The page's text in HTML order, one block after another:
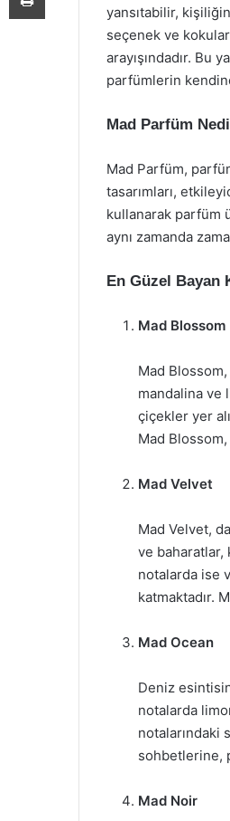
yansıtabilir,
seçenek ve
arayışındadır. Bu
parfümlerin
Mad Parfüm
Mad Parfüm,
tasarımları,
kullanarak parfüm
aynı zamanda
En Güzel Bayan
Mad Blossom
Mad
mandalina ve
çiçekler yer
Mad
Mad Velvet
Mad Velvet,
ve baharatlar,
notalarda ise
katmaktadır.
Mad Ocean
Deniz
notalarda
notalarındaki
sohbetlerine,
Mad Noir